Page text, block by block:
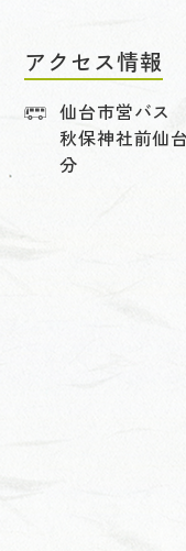
アクセス情報
仙台市営バス
秋保神社前仙
分